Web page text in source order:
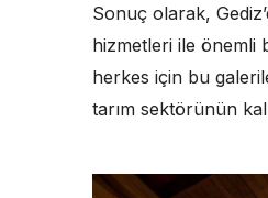
Sonuç olarak,
hizmetleri ile önemli
herkes için bu
tarım sektörünün